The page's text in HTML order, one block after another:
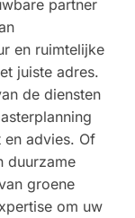
partner
en ruimtelijke
juiste adres.
de diensten
advies. Of
duurzame
groene
om uw